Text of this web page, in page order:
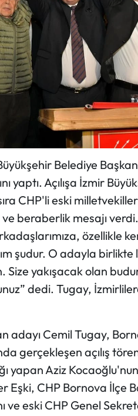
Belediye
yaptı. Açılışa İzmir
CHP'li eski
beraberlik mesajı
özellikle
şudur. O adayla
yakışacak olan
dedi. Tugay,
adayı Cemil Tugay,
gerçekleşen açılış
yapan Aziz Kocaoğlu'nun
Eşki, CHP Bornova İlçe
ve eski CHP Genel